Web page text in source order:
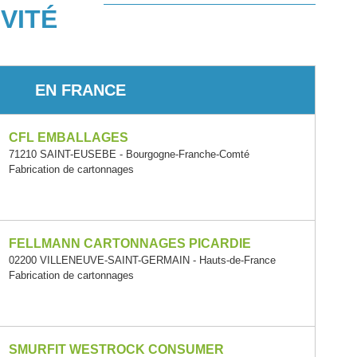
EN FRANCE
CFL EMBALLAGES
71210 SAINT-EUSEBE - Bourgogne-Franche-Comté
Fabrication de cartonnages
FELLMANN CARTONNAGES PICARDIE
02200 VILLENEUVE-SAINT-GERMAIN - Hauts-de-France
Fabrication de cartonnages
SMURFIT WESTROCK CONSUMER